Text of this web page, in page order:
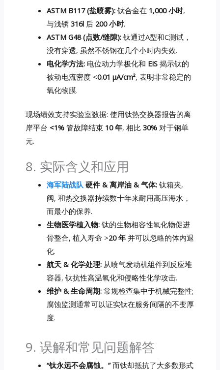
ASTM B117 (盐喷雾): 钛合金在 1,000 小时,
与浅锈316l 后 200 小时.
ASTM G48 (点数/缝隙): 钛通过A型和C测试，
没有穿透, 虽然不锈钢在几个小时内失效.
电化学方法: 电位动力学极化和 EIS 揭示钛的
被动电流密度 <0.01 μA/cm², 表明非常稳定的
氧化物膜.
现场绩效支持实验室数据: 使用钛热交换器报告的离
岸平台 <1%管故障结束 10 年, 相比 30%对于钢单
元.
8. 实际含义和应用
海军陆战队 硬件 & 离岸油 & 气体: 钛箱夹,
阀, 和热交换器持续数十年来耐用高压海水，
而最小的保养.
生物医学植入物: 钛的生物相容性氧化物促进
骨整合, 植入寿命 >20 年 并可以忽略的体内退
化.
航天 & 化学处理: 从喷气发动机组件到反应堆
容器, 钛抗性高温氧化和侵略性化学攻击.
维护 & 生命周期: 常规检查集中于机械完整性;
腐蚀监测通常可以证实钛在服务间隔的不变厚
度.
9. 误解和常见问题解答
“钛永远不会腐蚀。”而钛却抵抗了大多数形式